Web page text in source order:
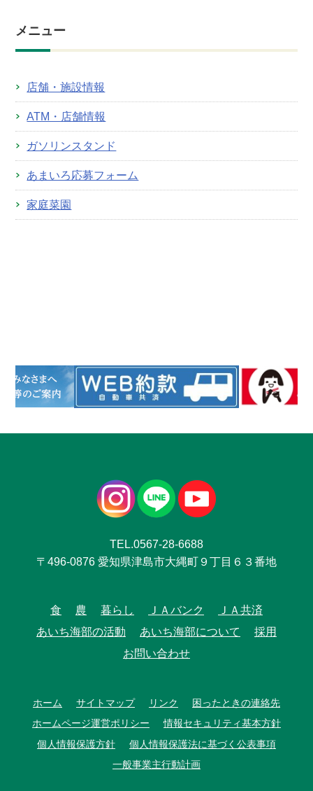
メニュー
店舗・施設情報
ATM・店舗情報
ガソリンスタンド
あまいろ応募フォーム
家庭菜園
TEL.0567-28-6688
〒496-0876 愛知県津島市大縄町９丁目６３番地
食 農 暮らし ＪＡバンク
ＪＡ共済
あいち海部の活動
あいち海部について
採用
お問い合わせ
ホーム サイトマップ リンク
困ったときの連絡先
ホームページ運営ポリシー
情報セキュリティ基本方針
個人情報保護方針
個人情報保護法に基づく公表事項
一般事業主行動計画